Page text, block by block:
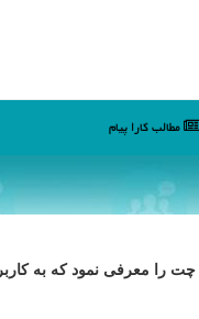
مطالب كارا پیام
معرفی نمود که به